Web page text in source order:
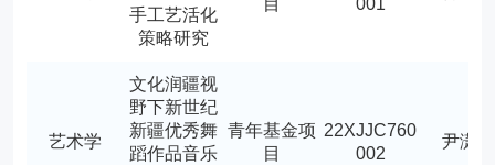
手工艺活化
策略研究
艺术学
文化润疆视
野下新世纪
新疆优秀舞
蹈作品音乐
青年基金项
目
22XJJC760
002
尹潇敏